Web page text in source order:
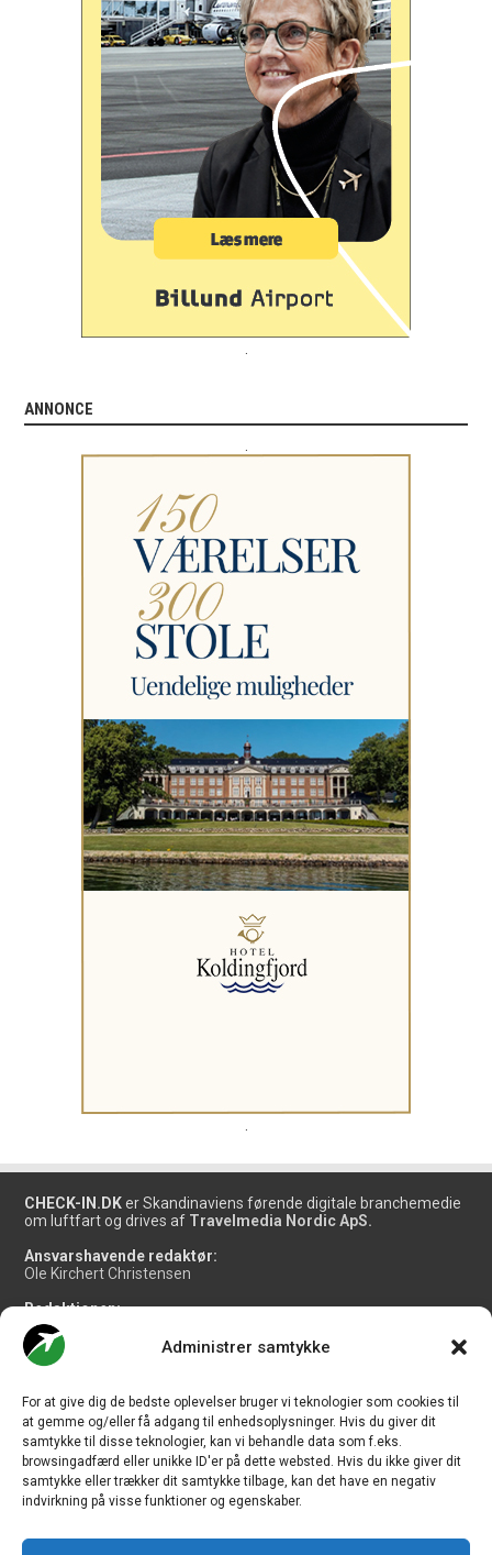
Administrer samtykke
For at give dig de bedste oplevelser bruger vi teknologier som cookies til
at gemme og/eller få adgang til enhedsoplysninger. Hvis du giver dit
samtykke til disse teknologier, kan vi behandle data som f.eks.
browsingadfærd eller unikke ID'er på dette websted. Hvis du ikke giver dit
samtykke eller trækker dit samtykke tilbage, kan det have en negativ
indvirkning på visse funktioner og egenskaber.
ANNONCE
CHECK-IN.DK er Skandinaviens førende digitale branchemedie
om luftfart og drives af Travelmedia Nordic ApS.
Ansvarshavende redaktør:
Ole Kirchert Christensen
Redaktionen:
Christian Granhøj Skouboe
Henrik Baumgarten
Danny Longhi Andreasen
Salg og jobannoncer:
salg@travelmedianordic.com
Vi tager ansvar for indholdet og er tilmeldt